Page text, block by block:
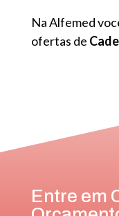
Na Alfemed
ofertas de
Entre em